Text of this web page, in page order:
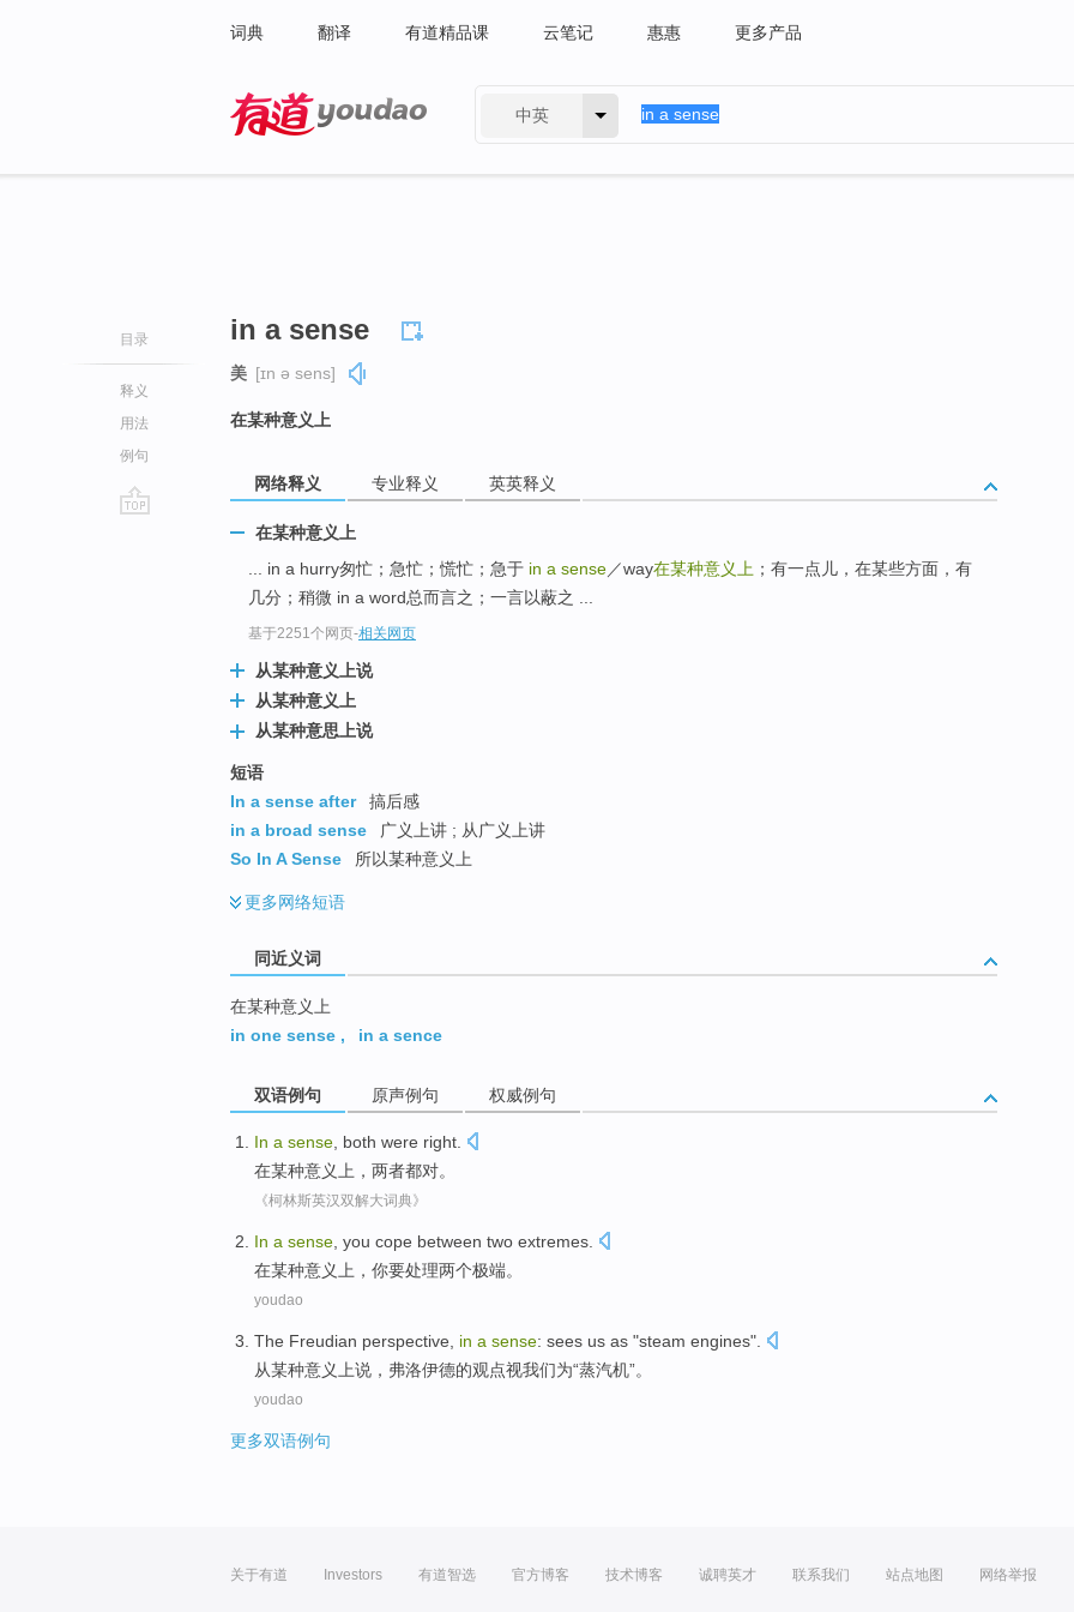
词典 翻译 有道精品课 云笔记 惠惠 更多产品
中英
目录
释义
用法
例句
in a sense
美 [ɪn ə sens]
在某种意义上
网络释义 专业释义 英英释义
在某种意义上
... in a hurry匆忙；急忙；慌忙；急于 in a sense／way在某种意义上 ；有一点儿，在某些方面，有
几分；稍微 in a word总而言之；一言以蔽之 ...
基于2251个网页-相关网页
从某种意义上说
从某种意义上
从某种意思上说
短语
In a sense after
搞后感
in a broad sense
广义上讲 ; 从广义上讲
So In A Sense
所以某种意义上
更多网络短语
同近义词
在某种意义上
in one sense , in a sence
双语例句 原声例句 权威例句
In a sense, both were right.
在某种意义上， 两者都对。
《柯林斯英汉双解大词典》
In a sense you cope between two extremes
在某种意义上， 你要处理两个极端。
youdao
The Freudian perspective, in a sense: sees us as "steam engines".
从某种意义上说，弗洛伊德的观点视我们为“蒸汽机”。
youdao
更多双语例句
关于有道 Investors 有道智选 官方博客 技术博客 诚聘英才 联系我们 站点地图 网络举报